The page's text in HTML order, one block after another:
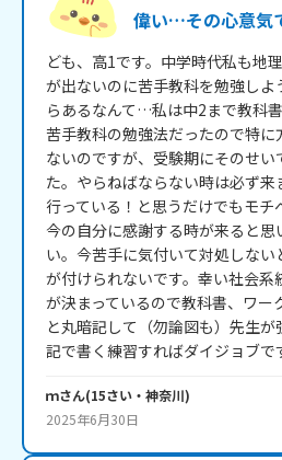
偉い…その心意気
ども、高1です。中学時代私も地
が出ないのに苦手教科を勉強し
らあるなんて…私は中2まで教科
苦手教科の勉強法だったので特
ないのですが、受験期にそのせい
た。やらねばならない時は必ず
行っている！と思うだけでもモチ
今の自分に感謝する時が来ると思
い。今苦手に気付いて対処しな
が付けられないです。幸い社会系
が決まっているので教科書、ワー
と丸暗記して（勿論図も）先生
記で書く練習すればダイジョブで
ｍさん(15さい・ 神奈川)
2025年6月30日